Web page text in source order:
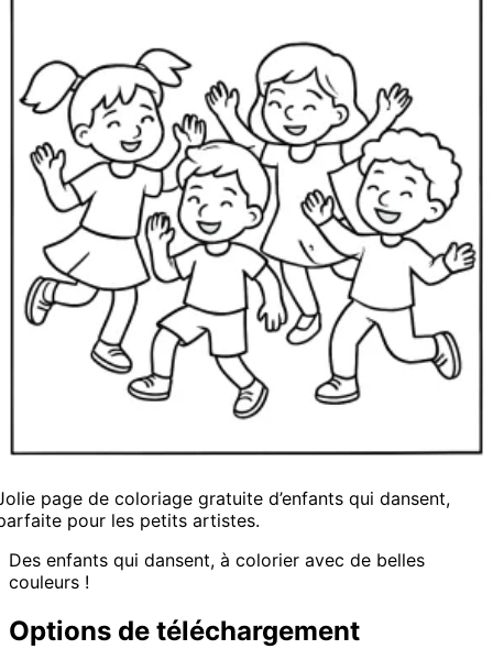
page de coloriage gratuite d’enfants qui dansent,
pour les petits artistes.
Des enfants qui dansent, à colorier avec de belles
couleurs !
Options de téléchargement